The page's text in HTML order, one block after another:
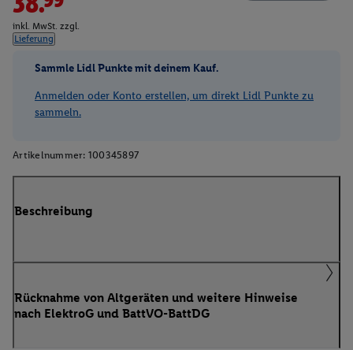
inkl. MwSt. zzgl.
Lieferung
Sammle Lidl Punkte mit deinem Kauf.
Anmelden oder Konto erstellen, um direkt Lidl Punkte zu
sammeln.
Artikelnummer: 100345897
Beschreibung
Rücknahme von Altgeräten und weitere Hinweise
nach ElektroG und BattVO-BattDG